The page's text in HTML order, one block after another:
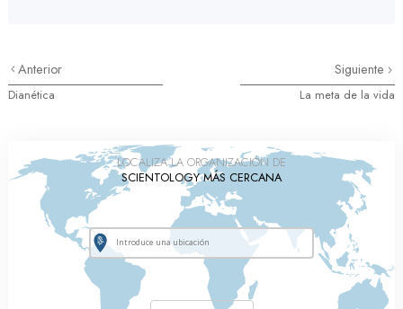
Anterior
Dianética
Siguiente
La meta de la vida
LOCALIZA LA ORGANIZACIÓN DE
SCIENTOLOGY MÁS CERCANA